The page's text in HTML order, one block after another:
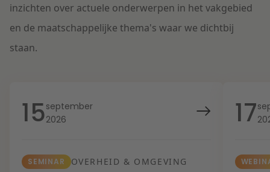
inzichten over actuele onderwerpen in het vakgebied
en de maatschappelijke thema's waar we dichtbij
staan.
15september
2026
SEMINAR OVERHEID & OMGEVING
17